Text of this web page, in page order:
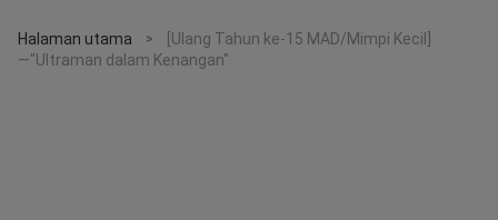
Halaman utama >
[Ulang Tahun ke-15 MAD/Mimpi Kecil]
—"Ultraman dalam Kenangan"